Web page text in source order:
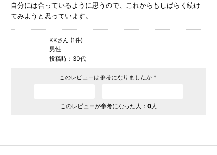
自分には合っているように思うので、これからもしばらく続け
てみようと思っています。
KKさん (1件)
男性
投稿時：30代
このレビューは参考になりましたか？
このレビューが参考になった人： 0人